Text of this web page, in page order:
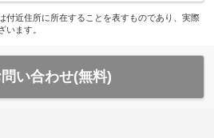
近住所に所在することを表すものであり、実際
います。
い合わせ(無料)